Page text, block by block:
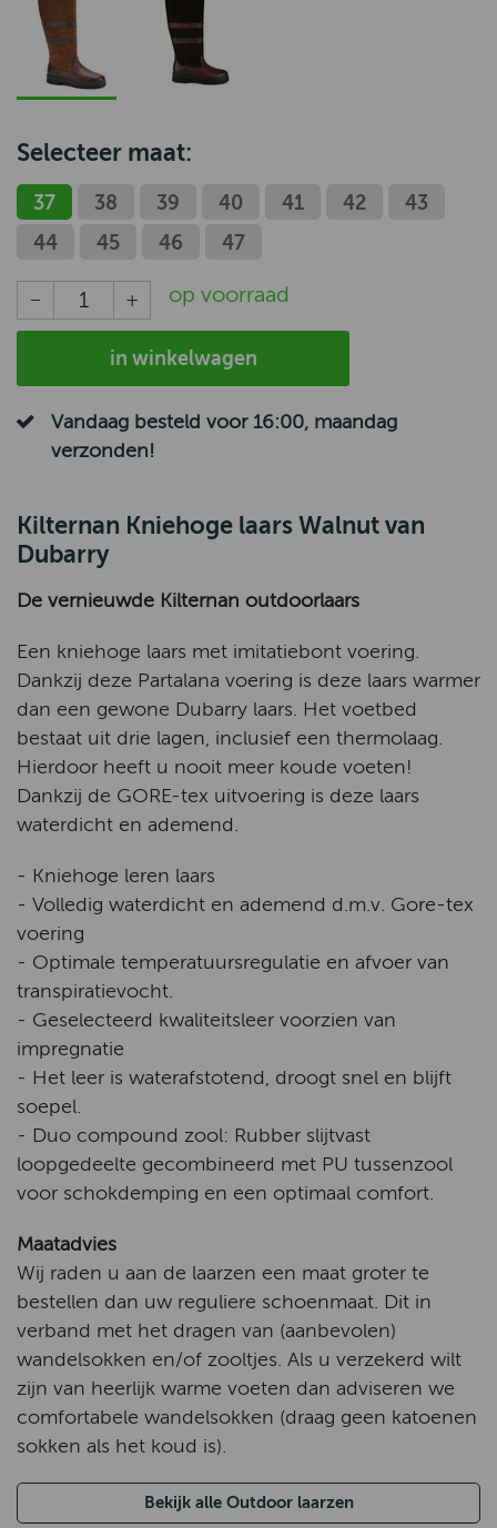
Selecteer maat:
37 38 39 40 41 42
43
44
45 46 47
op voorraad
in winkelwagen
Vandaag besteld voor 16:00, maandag
verzonden!
Kilternan Kniehoge laars Walnut van
Dubarry
De vernieuwde Kilternan outdoorlaars
Een kniehoge laars met imitatiebont voering.
Dankzij deze Partalana voering is deze laars warmer
dan een gewone Dubarry laars. Het voetbed
bestaat uit drie lagen, inclusief een thermolaag.
Hierdoor heeft u nooit meer koude voeten!
Dankzij de GORE-tex uitvoering is deze laars
waterdicht en ademend.
- Kniehoge leren laars
- Volledig waterdicht en ademend d.m.v. Gore-tex
voering
- Optimale temperatuursregulatie en afvoer van
transpiratievocht.
- Geselecteerd kwaliteitsleer voorzien van
impregnatie
- Het leer is waterafstotend, droogt snel en blijft
soepel.
- Duo compound zool: Rubber slijtvast
loopgedeelte gecombineerd met PU tussenzool
voor schokdemping en een optimaal comfort.
Maatadvies
Wij raden u aan de laarzen een maat groter te
bestellen dan uw reguliere schoenmaat. Dit in
verband met het dragen van (aanbevolen)
wandelsokken en/of zooltjes. Als u verzekerd wilt
zijn van heerlijk warme voeten dan adviseren we
comfortabele wandelsokken (draag geen katoenen
sokken als het koud is).
Bekijk alle Outdoor laarzen